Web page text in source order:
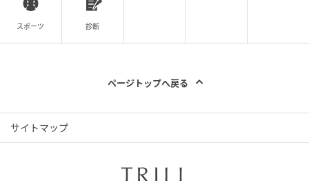
――増田さんと言えば芸能界屈指のファッション好き
ですが、もともと自分のブランドをやってみたいとい
てみたら？』とお話をいただく機会はあったんですけ
ど、実は断っていたんですよ。断っていたというか、
ふわっと流していたところもあって。でも今回は、す
スポーツ 診断
ページトップへ戻る
サイトマップ